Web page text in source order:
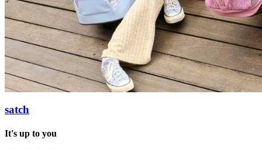
satch
It's up to you